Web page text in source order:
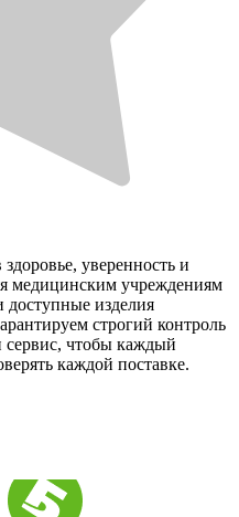
уверенность и
медицинским учреждениям
изделия
строгий контроль
сервис, чтобы каждый
каждой поставке.